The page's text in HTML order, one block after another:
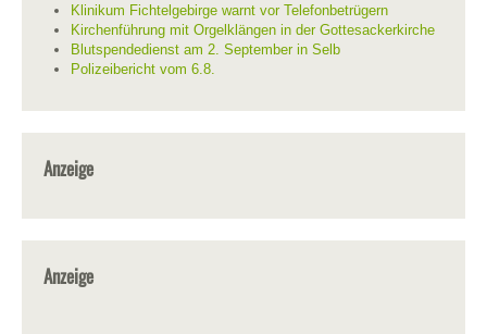
Klinikum Fichtelgebirge warnt vor Telefonbetrügern
Kirchenführung mit Orgelklängen in der Gottesackerkirche
Blutspendedienst am 2. September in Selb
Polizeibericht vom 6.8.
Anzeige
Anzeige